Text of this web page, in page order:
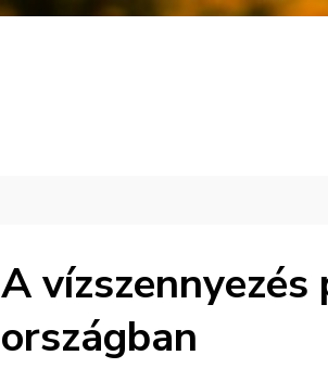
A
országban